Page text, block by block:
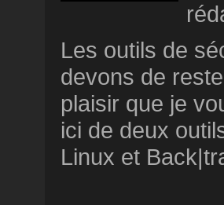
Les outils de
devons de
plaisir que je
ici de deux
Linux et